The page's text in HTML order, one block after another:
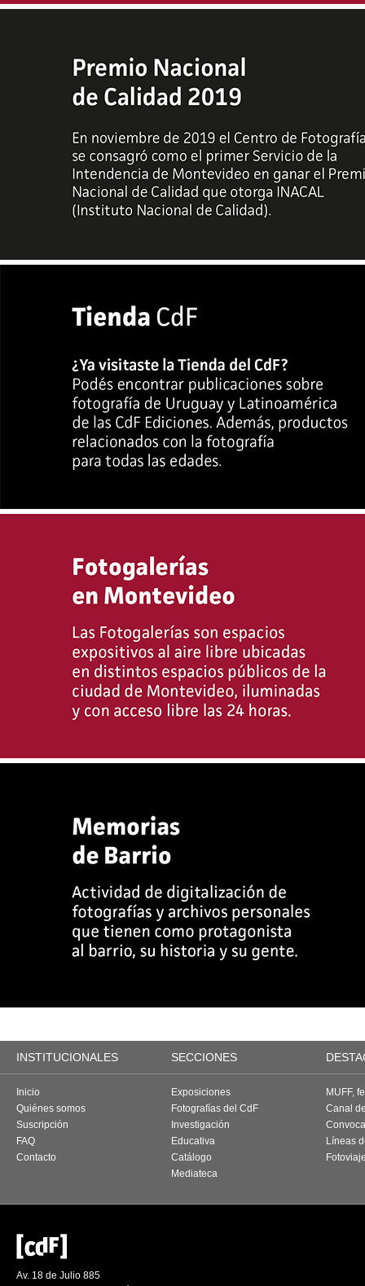
INSTITUCIONALES SECCIONES
Inicio
Quiénes somos
Suscripción
FAQ
Contacto
Exposiciones
Fotografías del CdF
Investigación
Educativa
Catálogo
Mediateca
MUFF,
Canal
Líneas
Av. 18 de Julio 885